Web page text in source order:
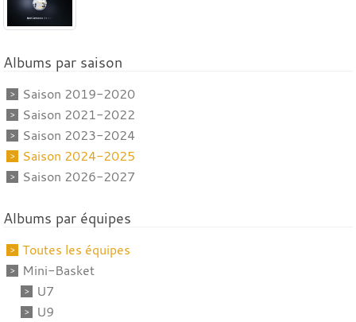
Albums par saison
Saison 2019-2020
Saison 2021-2022
Saison 2023-2024
Saison 2024-2025
Saison 2026-2027
Albums par équipes
Toutes les équipes
Mini-Basket
U7
U9